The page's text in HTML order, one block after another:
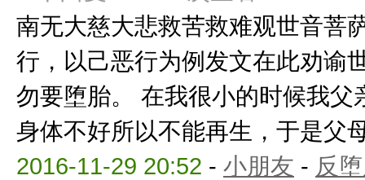
南无大慈大悲救苦救难观世音菩
行，以己恶行为例发文在此劝谕
勿要堕胎。 在我很小的时候我父
身体不好所以不能再生，于是父
2016-11-29 20:52 - 小朋友 - 反